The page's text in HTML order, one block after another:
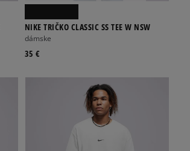
NIKE TRIČKO CLASSIC SS TEE W NSW
dámske
35 €